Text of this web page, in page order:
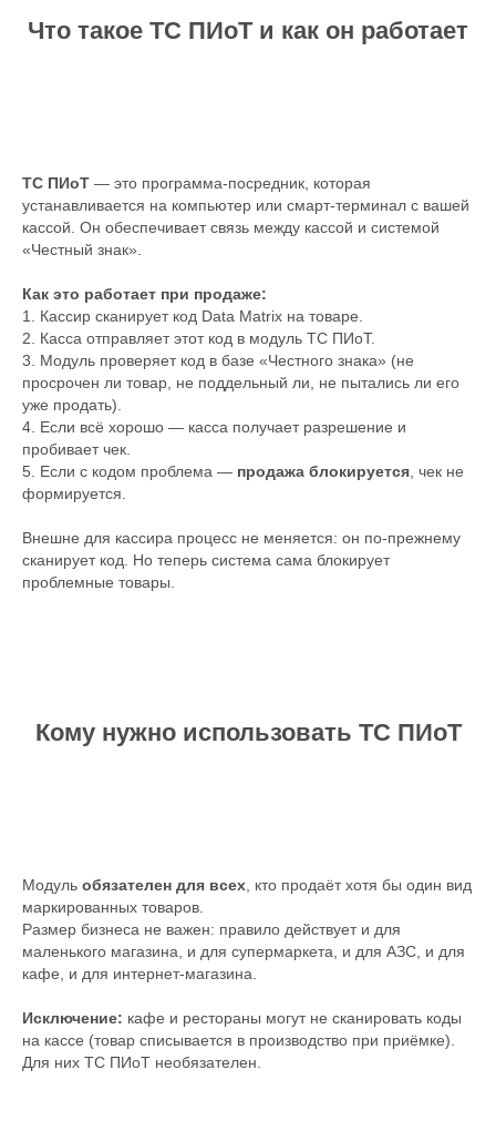
Что такое ТС ПИоТ и как он работает
ТС ПИоТ — это программа-посредник, которая
устанавливается на компьютер или смарт-терминал с вашей
кассой. Он обеспечивает связь между кассой и системой
«Честный знак».
Как это работает при продаже:
1. Кассир сканирует код Data Matrix на товаре.
2. Касса отправляет этот код в модуль ТС ПИоТ.
3. Модуль проверяет код в базе «Честного знака» (не
просрочен ли товар, не поддельный ли, не пытались ли его
уже продать).
4. Если всё хорошо — касса получает разрешение и
пробивает чек.
5. Если с кодом проблема — продажа блокируется , чек не
формируется.
Внешне для кассира процесс не меняется: он по-прежнему
сканирует код. Но теперь система сама блокирует
проблемные товары.
Кому нужно использовать ТС ПИоТ
Модуль обязателен для всех , кто продаёт хотя бы один вид
маркированных товаров.
Размер бизнеса не важен: правило действует и для
маленького магазина, и для супермаркета, и для АЗС, и для
кафе, и для интернет-магазина.
Исключение: кафе и рестораны могут не сканировать коды
на кассе (товар списывается в производство при приёмке).
Для них ТС ПИоТ необязателен.